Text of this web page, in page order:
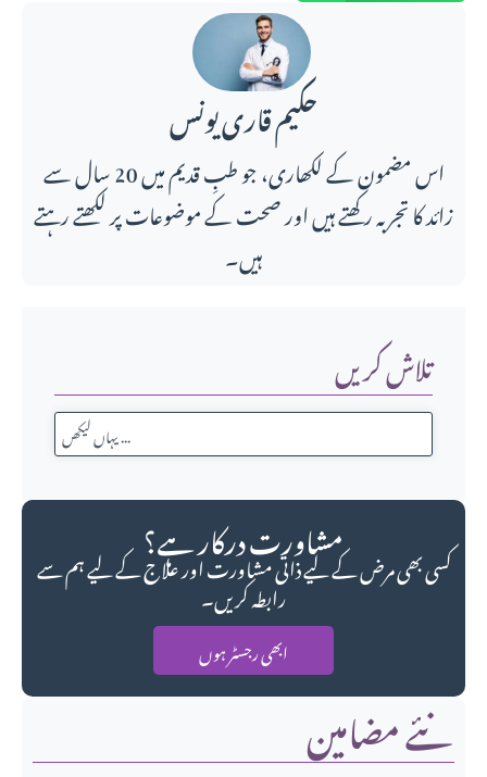
تلاش کریں
مشاورت درکار ہے؟
کسی بھی مرض کے لیے ذاتی مشاورت اور علاج کے لیے ہم سے
رابطہ کریں۔
ابھی رجسٹر ہوں
نئے مضامین
حکیم قاری یونس
اس مضمون کے لکھاری، جو طبِ قدیم میں 20 سال سے
زائد کا تجربہ رکھتے ہیں اور صحت کے موضوعات پر لکھتے رہتے
ہیں۔